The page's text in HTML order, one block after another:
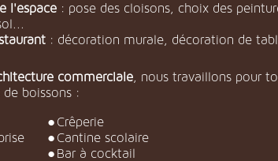
l'espace : pose des cloisons, choix des
: décoration murale, décoration de
commerciale , nous travaillons pour
boissons :
crêperie
cantine scolaire
bar à cocktail